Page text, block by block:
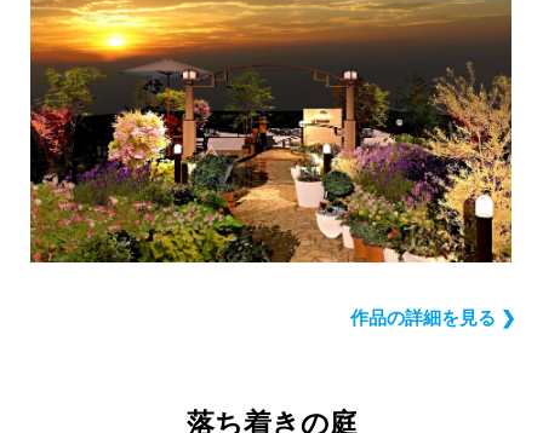
作品の詳細を見る ❯
落ち着きの庭